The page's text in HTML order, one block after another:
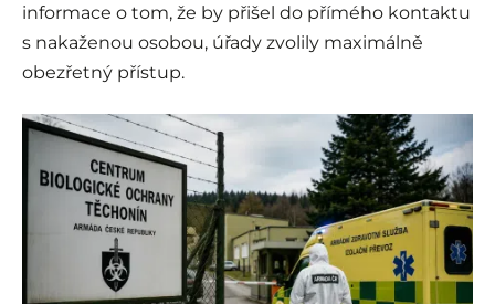
informace o tom, že by přišel do přímého kontaktu
s nakaženou osobou, úřady zvolily maximálně
obezřetný přístup.